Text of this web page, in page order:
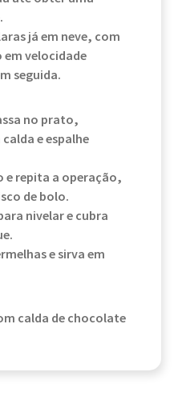
já em neve, com
velocidade
seguida.
no prato,
e espalhe
e repita a operação,
de bolo.
nivelar e cubra
e sirva em
calda de chocolate